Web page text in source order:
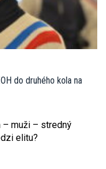
do druhého kola na